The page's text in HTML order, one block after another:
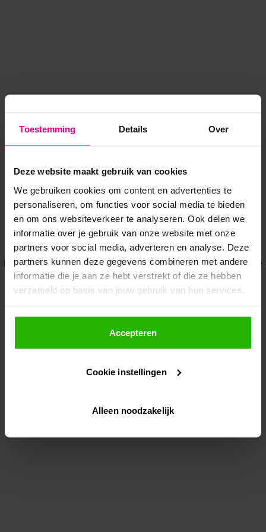
Toestemming Details Over
Deze website maakt gebruik van cookies
We gebruiken cookies om content en advertenties te
personaliseren, om functies voor social media te bieden
en om ons websiteverkeer te analyseren. Ook delen we
informatie over je gebruik van onze website met onze
partners voor social media, adverteren en analyse. Deze
partners kunnen deze gegevens combineren met andere
informatie die je aan ze hebt verstrekt of die ze hebben
verzameld op basis van jouw gebruik van hun services.
Als je op "Accepteer" klikt, dan geef je Voordeeluitjes.nl
toestemming om cookies voor social media en
gepersonaliseerde advertenties te plaatsen.
Lees hier meer over in onsprivacybeleid
Via "Cookie instellingen" kun je ook zelf instellen welke
Accepteren
Cookie instellingen
Alleen noodzakelijk
Application error: a client-side exception has occurred while
loadingwww.voordeeluitjes.nl (see the browser console for more
information).